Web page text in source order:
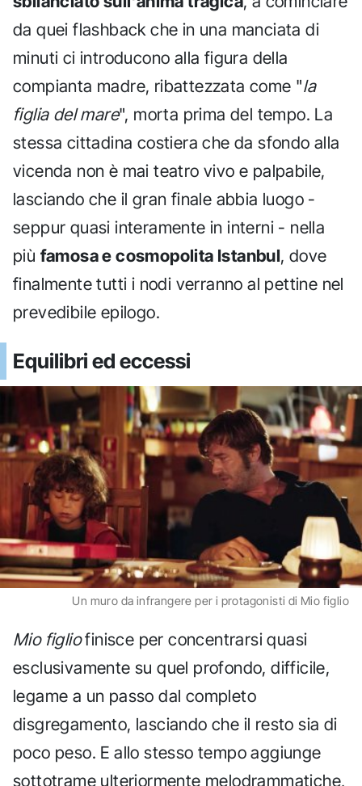
da quei flashback che in una manciata di
minuti ci introducono alla figura della
compianta madre, ribattezzata come "la
figlia del mare", morta prima del tempo. La
stessa cittadina costiera che da sfondo alla
vicenda non è mai teatro vivo e palpabile,
lasciando che il gran finale abbia luogo -
seppur quasi interamente in interni - nella
più famosa e cosmopolita Istanbul, dove
finalmente tutti i nodi verranno al pettine nel
prevedibile epilogo.
Equilibri ed eccessi
Un muro da infrangere per i protagonisti di Mio figlio
Mio figliofinisce per concentrarsi quasi
esclusivamente su quel profondo, difficile,
legame a un passo dal completo
disgregamento, lasciando che il resto sia di
poco peso. E allo stesso tempo aggiunge
sottotrame ulteriormente melodrammatiche,